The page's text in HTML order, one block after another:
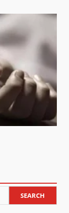
SEARCH